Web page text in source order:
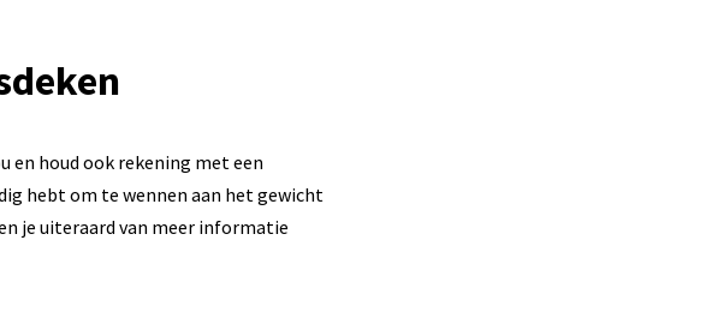
en houd ook rekening met een
hebt om te wennen aan het gewicht
je uiteraard van meer informatie